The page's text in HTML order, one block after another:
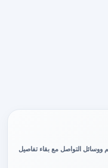
ووسائل التواصل مع بقاء تفاصيل